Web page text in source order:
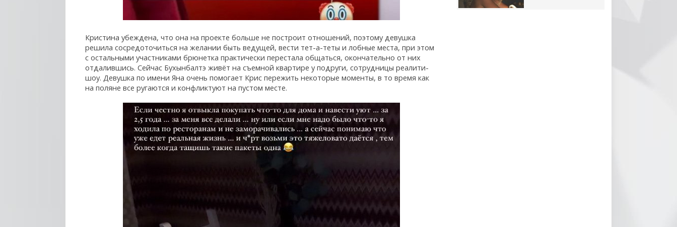
Кристина убеждена, что она на проекте больше не построит отношений, поэтому девушка
решила сосредоточиться на желании быть ведущей, вести тет-а-теты и лобные места, при этом
с остальными участниками брюнетка практически перестала общаться, окончательно от них
отдалившись. Сейчас Бухынбалтэ живёт на съемной квартире у подруги, сотрудницы реалити-
шоу. Девушка по имени Яна очень помогает Крис пережить некоторые моменты, в то время как
на поляне все ругаются и конфликтуют на пустом месте.